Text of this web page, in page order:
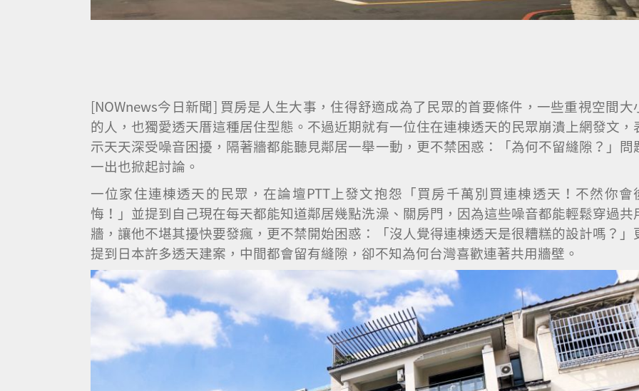
[NOWnews今日新聞] 買房是人生大事，住得舒適成為了民眾的首要條件，一些重視空間大
的人，也獨愛透天厝這種居住型態。不過近期就有一位住在連棟透天的民眾崩潰上網發文，
示天天深受噪音困擾，隔著牆都能聽見鄰居一舉一動，更不禁困惑：「為何不留縫隙？」問
一出也掀起討論。
一位家住連棟透天的民眾，在論壇PTT上發文抱怨「買房千萬別買連棟透天！不然你會
悔！」並提到自己現在每天都能知道鄰居幾點洗澡、關房門，因為這些噪音都能輕鬆穿過共
牆，讓他不堪其擾快要發瘋，更不禁開始困惑：「沒人覺得連棟透天是很糟糕的設計嗎？」
提到日本許多透天建案，中間都會留有縫隙，卻不知為何台灣喜歡連著共用牆壁。